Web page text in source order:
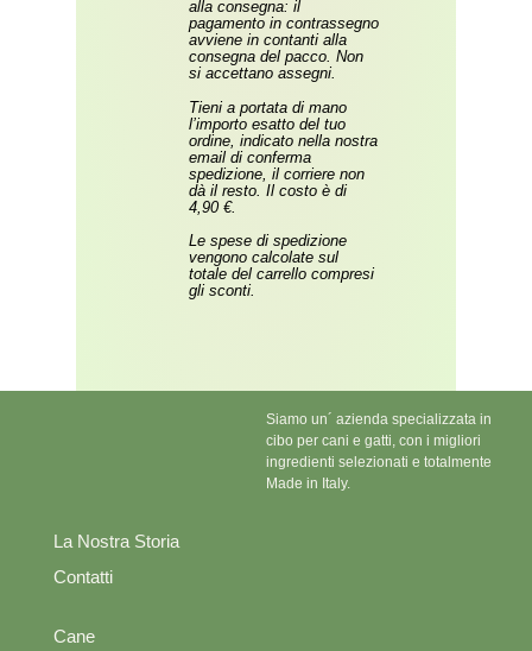
alla consegna: il
pagamento in contrassegno
avviene in contanti alla
consegna del pacco. Non
si accettano assegni.
Tieni a portata di mano
l’importo esatto del tuo
ordine, indicato nella nostra
email di conferma
spedizione, il corriere non
dà il resto. Il costo è di
4,90 €.
Le spese di spedizione
vengono calcolate sul
totale del carrello compresi
gli sconti.
Siamo un´ azienda specializzata in
cibo per cani e gatti, con i migliori
ingredienti selezionati e totalmente
Made in Italy.
La Nostra Storia
Contatti
Cane